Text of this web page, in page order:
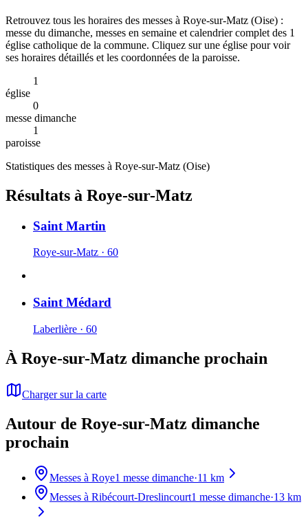
Retrouvez tous les horaires des messes à Roye-sur-Matz (Oise) :
messe du dimanche, messes en semaine et calendrier complet des 1
église catholique de la commune. Cliquez sur une église pour voir
ses horaires détaillés et les coordonnées de la paroisse.
1
église
0
messe dimanche
1
paroisse
Statistiques des messes à Roye-sur-Matz (Oise)
Résultats à Roye-sur-Matz
Saint Martin
Roye-sur-Matz · 60
Saint Médard
Laberlière · 60
À Roye-sur-Matz dimanche prochain
Charger sur la carte
Autour de Roye-sur-Matz dimanche
prochain
Messes à Roye1 messe dimanche·11 km
Messes à Ribécourt-Dreslincourt1 messe dimanche·13 km